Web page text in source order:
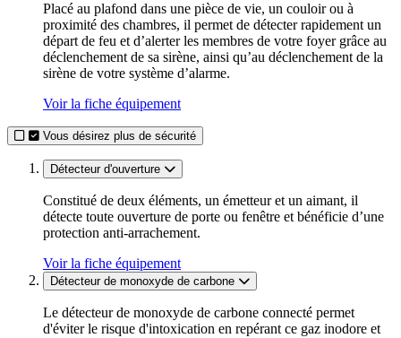
Placé au plafond dans une pièce de vie, un couloir ou à
proximité des chambres, il permet de détecter rapidement un
départ de feu et d’alerter les membres de votre foyer grâce au
déclenchement de sa sirène, ainsi qu’au déclenchement de la
sirène de votre système d’alarme.
Voir la fiche équipement
Vous désirez plus de sécurité
Détecteur d'ouverture
Constitué de deux éléments, un émetteur et un aimant, il
détecte toute ouverture de porte ou fenêtre et bénéficie d’une
protection anti-arrachement.
Voir la fiche équipement
Détecteur de monoxyde de carbone
Le détecteur de monoxyde de carbone connecté permet
d'éviter le risque d'intoxication en repérant ce gaz inodore et